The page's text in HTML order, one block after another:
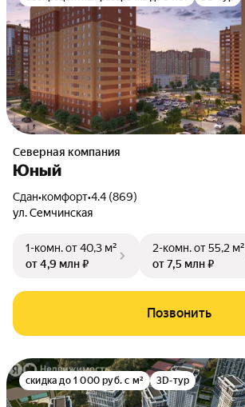
Северная компания
Юный
Сдан•комфорт•4.4 (869)
ул. Семчинская
1-комн.от 40,3 м²
от 4,9 млн ₽
2-комн.от 55,2 м²
от 7,5 млн ₽
Позвонить
скидка до 1 000 руб. с м² 3D-тур